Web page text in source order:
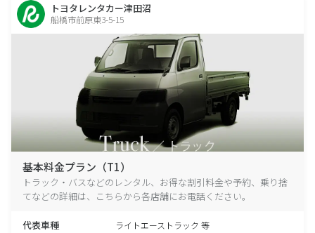
トヨタレンタカー津田沼
船橋市前原東3-5-15
基本料金プラン（T1）
トラック・バスなどのレンタル、お得な割引料金や予約、乗り捨
てなどの詳細は、こちらから各店舗にお電話ください。
代表車種 ライトエーストラック 等